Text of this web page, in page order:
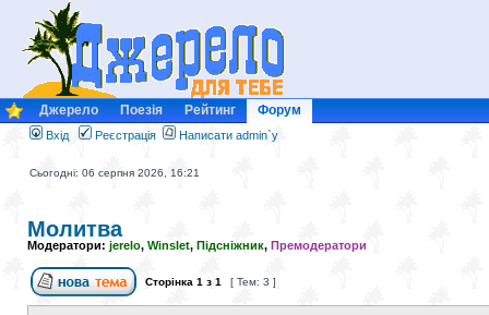
Джерело Поезія Рейтинг Форум
Вхід Реєстрація Написати admin`у
Сьогодні: 06 серпня 2026, 16:21
Молитва
Модератори: jerelo, Winslet, Підсніжник, Премодератори
Сторінка 1 з 1 [ Тем: 3 ]